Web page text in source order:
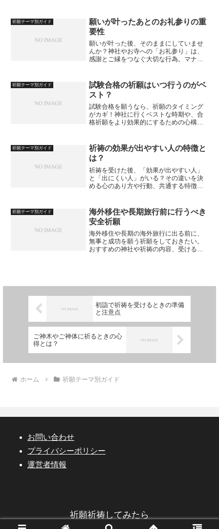
祈願テーマ別ガイド
願いが叶ったあとのお礼参りの重
要性
願いが叶った後、そのままにしていませ
んか？神社やお寺への「お礼参り」は、
感謝とご縁をつなぐ大切な行為。マナー
祈願テーマ別ガイド
試験合格の祈願はいつ行うのがベ
スト？
試験合格を願うなら、祈願のタイミング
がカギ！神社に行くベストな時期や、合
格祈願をより効果的にするための心構え
祈願テーマ別ガイド
祈祷の効果が出やすい人の特徴と
は？
祈祷を受けた後、「効果が出やすい人」
と「出にくい人」がいる？その違いを決
める心のあり方や行動、共通する特徴を
祈願テーマ別ガイド
海外移住や長期旅行前に行うべき
安全祈願
海外移住や長期の海外旅行に出る前に、
無事と成功を願う祈願をしておきたい。
おすすめの神社や祈祷の内容、受けるタ
初詣で祈祷を受けるときの準備
と注意点
ご神木やご神体に祈るときの心
得とは？
ホーム 祈願テーマ別ガイド
お問い合わせ
プライバシーポリシー
運営者情報
祈願祈祷してみたら